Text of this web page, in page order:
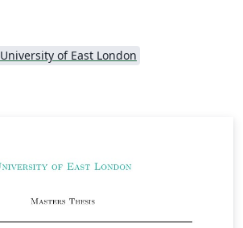
University of East London